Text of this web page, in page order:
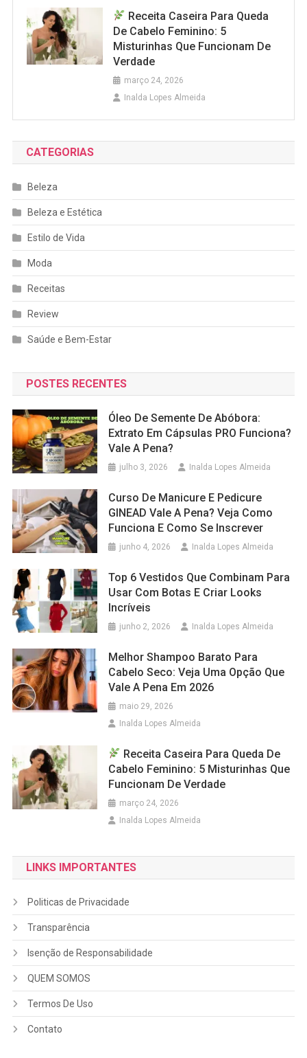
Receita Caseira Para Queda
De Cabelo Feminino: 5
Misturinhas Que Funcionam De
Verdade
março 24, 2026
Inalda Lopes Almeida
CATEGORIAS
Beleza
Beleza e Estética
Estilo de Vida
Moda
Receitas
Review
Saúde e Bem-Estar
POSTES RECENTES
Óleo De Semente De Abóbora:
Extrato Em Cápsulas PRO Funciona?
Vale A Pena?
julho 3, 2026 Inalda Lopes Almeida
Curso De Manicure E Pedicure
GINEAD Vale A Pena? Veja Como
Funciona E Como Se Inscrever
junho 4, 2026 Inalda Lopes Almeida
Top 6 Vestidos Que Combinam Para
Usar Com Botas E Criar Looks
Incríveis
junho 2, 2026 Inalda Lopes Almeida
Melhor Shampoo Barato Para
Cabelo Seco: Veja Uma Opção Que
Vale A Pena Em 2026
maio 29, 2026
Inalda Lopes Almeida
Receita Caseira Para Queda De
Cabelo Feminino: 5 Misturinhas Que
Funcionam De Verdade
março 24, 2026
Inalda Lopes Almeida
LINKS IMPORTANTES
Politicas de Privacidade
Transparência
Isenção de Responsabilidade
QUEM SOMOS
Termos De Uso
Contato